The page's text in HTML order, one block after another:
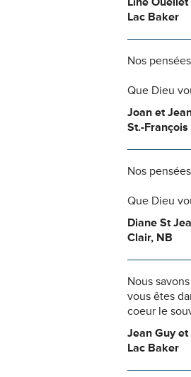
Lac Baker
Nos
Que Dieu
Joan et
St.-François
Nos
Que Dieu
Diane St
Clair, NB
Nous
vous êtes
coeur le
Jean Guy
Lac Baker